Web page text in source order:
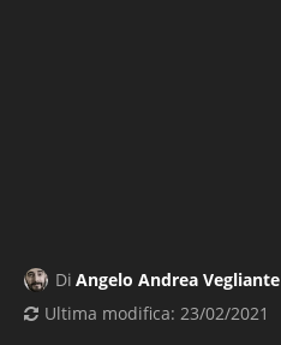
Di Angelo Andrea Vegliante
Ultima modifica: 23/02/2021